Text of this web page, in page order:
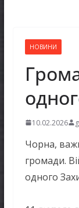
НОВИНИ
10.02.2026
Чорна,
громади.
одного